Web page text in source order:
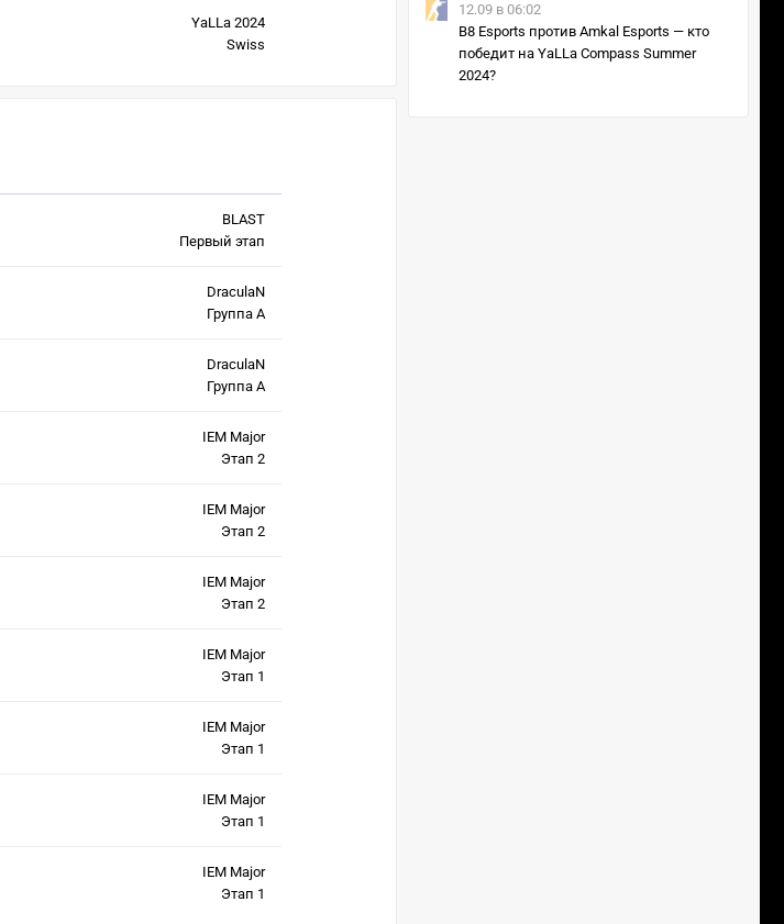
YaLLa 2024
Swiss
BLAST
Первый этап
DraculaN
Группа A
DraculaN
Группа A
IEM Major
Этап 2
IEM Major
Этап 2
IEM Major
Этап 2
IEM Major
Этап 1
IEM Major
Этап 1
IEM Major
Этап 1
IEM Major
Этап 1
12.09 в 06:02
B8 Esports против Amkal Esports — кто
победит на YaLLa Compass Summer
2024?